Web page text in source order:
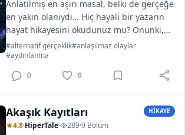
Anlatılmış en aşırı masal, belki de gerçeğe
en yakın olanıydı… Hiç hayali bir yazarın
hayat hikayesini okudunuz mu? Onunki,
diğerlerinden çok farklı bir hayattı…...
#alternatif gerçeklik#anlaşılmaz olaylar
#aydınlanma
0
0
Akaşık Kayıtları HİKAYE
4.8·HiperTale· 289·9 Bölüm